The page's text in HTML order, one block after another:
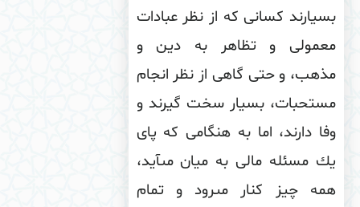
كسانى كه از نظر عبادات
و تظاهر به دین و
و حتى گاهى از نظر انجام
بسیار سخت گیرند و
دارند، اما به هنگامى كه پاى
مسئله مالى به میان مى‏آید،
چیز كنار مى‏رود و تمام